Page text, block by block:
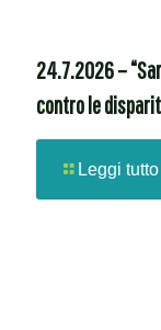
24.7.2026 –
contro le
Leggi tutto